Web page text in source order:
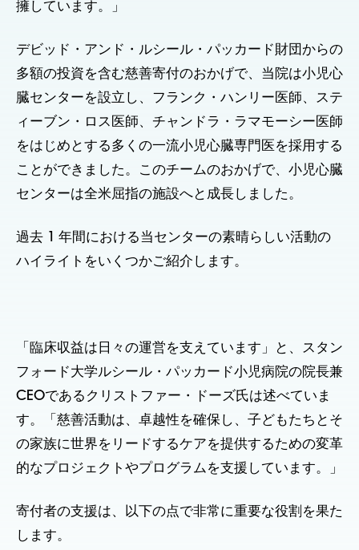
擁しています。」
デビッド・アンド・ルシール・パッカード財団からの
多額の投資を含む慈善寄付のおかげで、当院は小児心
臓センターを設立し、フランク・ハンリー医師、ステ
ィーブン・ロス医師、チャンドラ・ラマモーシー医師
をはじめとする多くの一流小児心臓専門医を採用する
ことができました。このチームのおかげで、小児心臓
センターは全米屈指の施設へと成長しました。
過去 1 年間における当センターの素晴らしい活動の
ハイライトをいくつかご紹介します。
「臨床収益は日々の運営を支えています」と、スタン
フォード大学ルシール・パッカード小児病院の院長兼
CEOであるクリストファー・ドーズ氏は述べていま
す。「慈善活動は、卓越性を確保し、子どもたちとそ
の家族に世界をリードするケアを提供するための変革
的なプロジェクトやプログラムを支援しています。」
寄付者の支援は、以下の点で非常に重要な役割を果た
します。